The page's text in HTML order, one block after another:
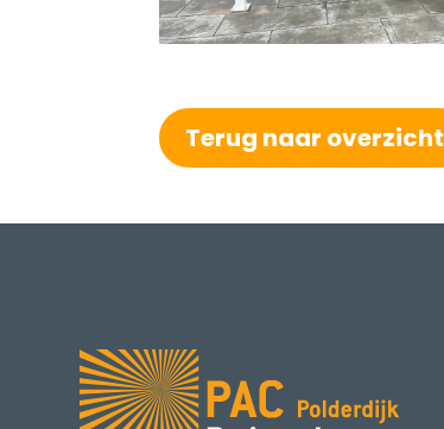
Terug naar overzicht